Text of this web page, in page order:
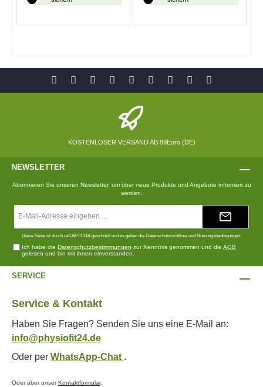
In den Warenkorb In den Warenkorb
KOSTENLOSER VERSAND AB 89Euro (DE)
NEWSLETTER
Abonnieren Sie unseren Newsletter, um über neue Produkte und Angebote informiert zu
werden.
Diese Seite ist durch reCAPTCHA geschützt und es gelten die Datenschutzrichtlinie und Nutzungsbedingungen.
Ich habe dieDatenschutzbestimmungen zur Kenntnis genommen und dieAGB
gelesen und bin mit ihnen einverstanden.
SERVICE
Service & Kontakt
Haben Sie Fragen? Senden Sie uns eine E-Mail an:
info@physiofit24.de
Oder per WhatsApp-Chat .
Oder über unserKontaktformular.